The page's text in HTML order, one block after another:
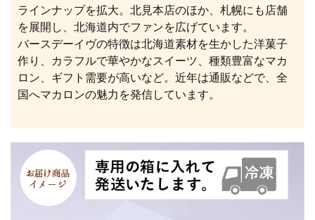
ラインナップを拡大。北見本店のほか、札幌にも店舗
を展開し、北海道内でファンを広げています。
バースデーイヴの特徴は北海道素材を生かした洋菓子
作り、カラフルで華やかなスイーツ、種類豊富なマカ
ロン、ギフト需要が高いなど。近年は通販などで、全
国へマカロンの魅力を発信しています。